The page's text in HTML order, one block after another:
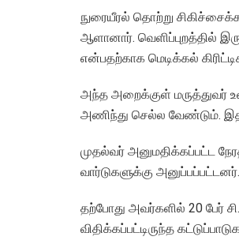
நுரையீரல் தொற்று
ஆளானார். வெளிப்புறத்தில்
என்பதற்காக மெடிக்கல்
அந்த அறைக்குள் மருத்துவர்
அணிந்து செல்ல வேண்டும்.
முதல்வர் அனுமதிக்கப்பட்ட
வார்டுகளுக்கு அனுப்பப்பட்டனர்.
தற்போது அவர்களில் 20 பேர்
விதிக்கப்பட்டிருந்த